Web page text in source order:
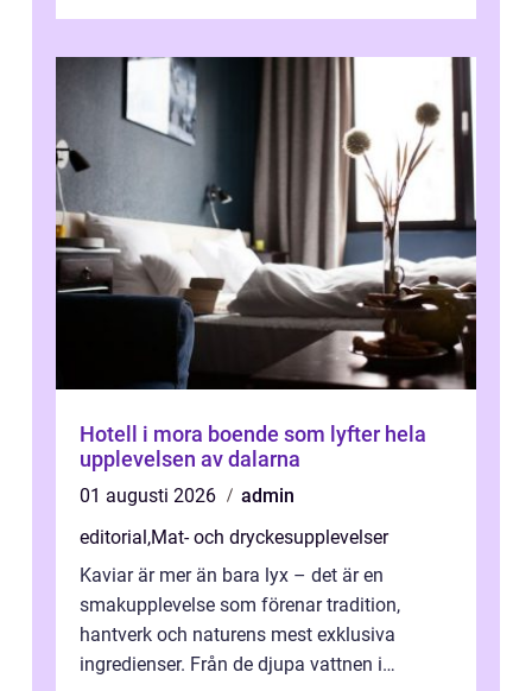
Hotell i mora boende som lyfter hela
upplevelsen av dalarna
01 augusti 2026
admin
editorial ,Mat- och dryckesupplevelser
Kaviar är mer än bara lyx – det är en
smakupplevelse som förenar tradition,
hantverk och naturens mest exklusiva
ingredienser. Från de djupa vattnen i